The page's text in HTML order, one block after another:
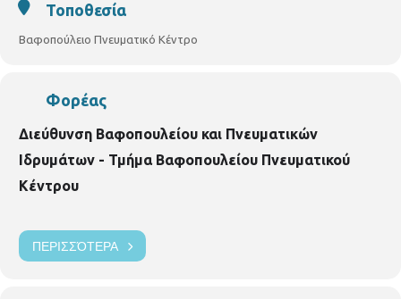
Τοποθεσία
Βαφοπούλειο Πνευματικό Κέντρο
Φορέας
Διεύθυνση Βαφοπουλείου και Πνευματικών
Ιδρυμάτων - Τμήμα Βαφοπουλείου Πνευματικού
Κέντρου
ΠΕΡΙΣΣΌΤΕΡΑ